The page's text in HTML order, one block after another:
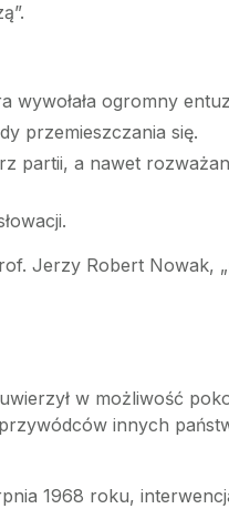
ogromny
przemieszczania się.
partii, a nawet
Jerzy Robert Nowak,
w możliwość
innych
1968 roku,